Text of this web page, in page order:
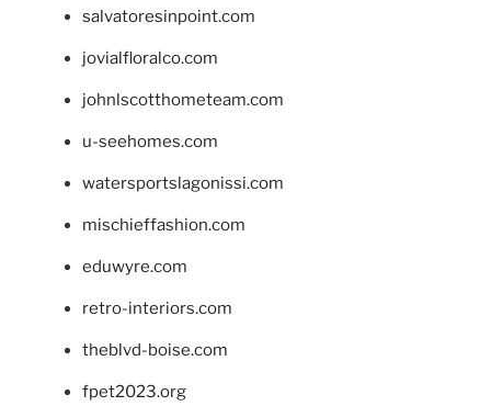
salvatoresinpoint.com
jovialfloralco.com
johnlscotthometeam.com
u-seehomes.com
watersportslagonissi.com
mischieffashion.com
eduwyre.com
retro-interiors.com
theblvd-boise.com
fpet2023.org